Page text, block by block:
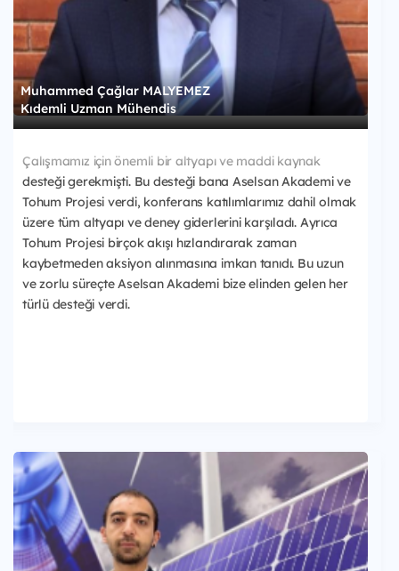
Muhammed Çağlar MALYEMEZ
Kıdemli Uzman Mühendis
Çalışmamız için önemli bir altyapı ve maddi kaynak
desteği gerekmişti. Bu desteği bana Aselsan Akademi ve
Tohum Projesi verdi, konferans katılımlarımız dahil olmak
üzere tüm altyapı ve deney giderlerini karşıladı. Ayrıca
Tohum Projesi birçok akışı hızlandırarak zaman
kaybetmeden aksiyon alınmasına imkan tanıdı. Bu uzun
ve zorlu süreçte Aselsan Akademi bize elinden gelen her
türlü desteği verdi.